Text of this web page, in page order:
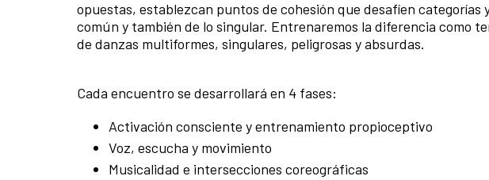
opuestas, establezcan puntos de cohesión que desafíen
común y también de lo singular. Entrenaremos la diferencia como
de danzas multiformes, singulares, peligrosas y absurdas.
Cada encuentro se desarrollará en 4 fases:
Activación consciente y entrenamiento propioceptivo
Voz, escucha y movimiento
Musicalidad e intersecciones coreográficas